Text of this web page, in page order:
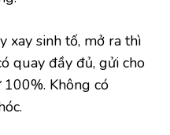
xay sinh tố, mở ra thì
quay đầy đủ, gửi cho
Không có